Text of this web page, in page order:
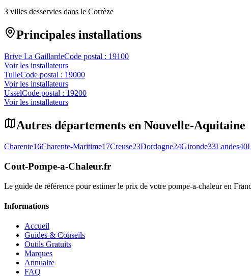
3 villes desservies dans le Corrèze
Principales installations
Brive La GaillardeCode postal : 19100
Voir les installateurs
TulleCode postal : 19000
Voir les installateurs
UsselCode postal : 19200
Voir les installateurs
Autres départements en Nouvelle-Aquitaine
Charente16Charente-Maritime17Creuse23Dordogne24Gironde33Landes40
Cout-Pompe-a-Chaleur.fr
Le guide de référence pour estimer le prix de votre pompe-a-chaleur en
Informations
Accueil
Guides & Conseils
Outils Gratuits
Marques
Annuaire
FAQ